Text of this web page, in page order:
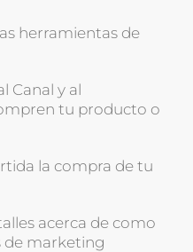
herramientas de
Canal y al
tu producto o
la compra de tu
acerca de como
de marketing